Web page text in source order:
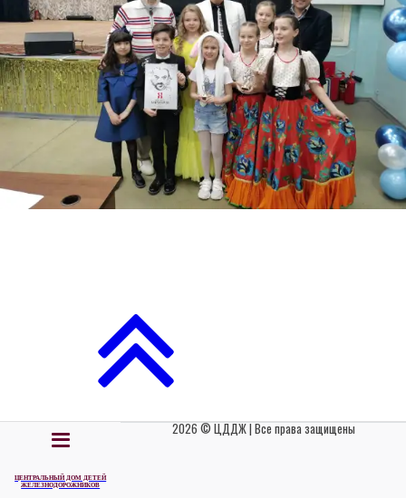
ЦЕНТРАЛЬНЫЙ ДОМ ДЕТЕЙ
ЖЕЛЕЗНОДОРОЖНИКОВ
2026 © ЦДДЖ | Все права защищены